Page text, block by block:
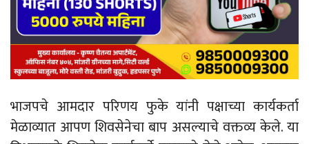
भाजपचे आमदार परिणय फुके यांनी पक्षाच्या कार्यकर्ता
मेळाव्यात आपण शिवसेनेचा बाप असल्याचे वक्तव्य केले. या